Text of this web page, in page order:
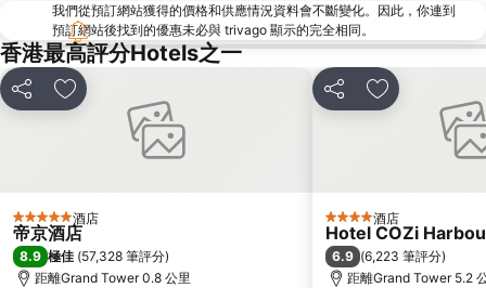
North Point Metro Station
中環
Cheung Chau
羅湖口岸
Sheung Wan Metro Station
Tsing Yi Metro Station
寶安區
Causeway Bay Metro Station
深圳野生動物園
大梅沙海濱公園
皇崗口岸
我們從預訂網站獲得的價格和供應情況資料會不斷變化。因此，你連到
預訂網站後找到的優惠未必與 trivago 顯示的完全相同。
香港最高評分Hotels之一
分享 放到收藏夾
5 星級 酒店
帝京酒店
8.9 極佳 (57,328 筆評分)
距離Grand Tower 0.8 公里
分享 放到收藏夾
4 星級 酒店
Hotel COZi
6.9 (6,223 筆評分)
距離Grand Tower 5.2